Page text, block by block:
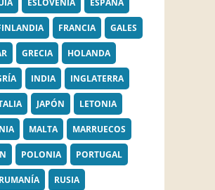
ESLOVENIA ESPAÑA
FRANCIA GALES
GRECIA HOLANDA
INDIA INGLATERRA
JAPÓN LETONIA
MALTA MARRUECOS
POLONIA PORTUGAL
RUMANÍA RUSIA